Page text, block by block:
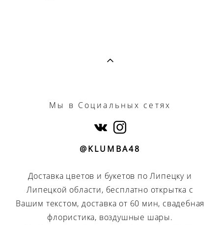
Мы в Социальных сетях
@KLUMBA48
Доставка цветов и букетов по Липецку и
Липецкой области, бесплатно открытка с
Вашим текстом, доставка от 60 мин, свадебная
флористика, воздушные шары.